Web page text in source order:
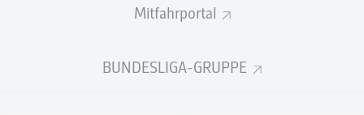
Mitfahrportal
BUNDESLIGA-GRUPPE
Sherzod NasrullaevAkmal MozgovoyOtabek Shukurov